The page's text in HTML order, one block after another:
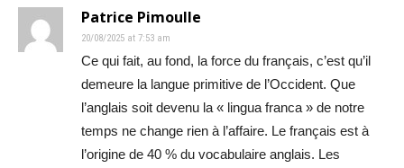
Patrice Pimoulle
20/08/2025 at 7:53 am
Ce qui fait, au fond, la force du français, c’est qu’il
demeure la langue primitive de l’Occident. Que
l’anglais soit devenu la « lingua franca » de notre
temps ne change rien à l’affaire. Le français est à
l’origine de 40 % du vocabulaire anglais. Les